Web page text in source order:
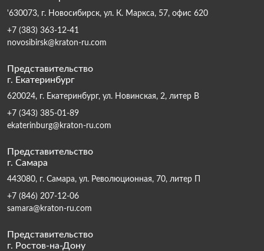
'630073, г. Новосибирск, ул. К. Маркса, 57, офис 620
+7 (383) 363-12-41
novosibirsk@kraton-ru.com
Представительство
г. Екатеринбург
620024, г. Екатеринбург, ул. Новинская, 2, литер В
+7 (343) 385-01-89
ekaterinburg@kraton-ru.com
Представительство
г. Самара
443080, г. Самара, ул. Революционная, 70, литер П
+7 (846) 207-12-06
samara@kraton-ru.com
Представительство
г. Ростов-на-Дону